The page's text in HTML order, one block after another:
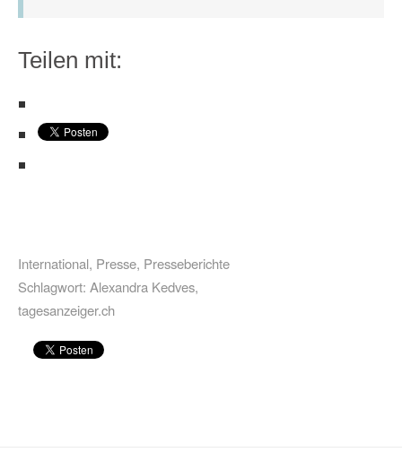
Teilen mit:
International, Presse, Presseberichte
Schlagwort: Alexandra Kedves,
tagesanzeiger.ch